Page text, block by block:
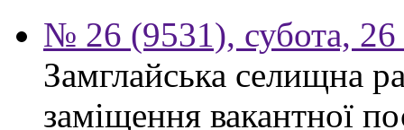
№ 26 (9531), субота, 26
Замглайська селищна
заміщення вакантної